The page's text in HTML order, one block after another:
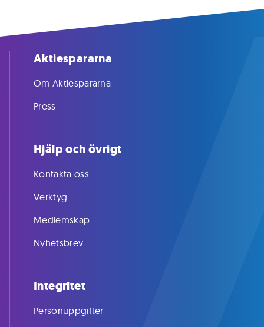
Aktiespararna
Om Aktiespararna
Press
Hjälp och övrigt
Kontakta oss
Verktyg
Medlemskap
Nyhetsbrev
Integritet
Personuppgifter